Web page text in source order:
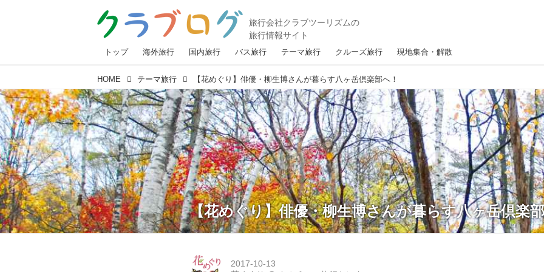
トップ 海外旅行 国内旅行 バス旅行 テーマ旅行 クルーズ旅行 現地集合・解散
HOME テーマ旅行 【花めぐり】俳優・柳生博さんが暮らす八ヶ岳倶楽部へ！
【花めぐり】俳優・柳生博さんが暮らす八ヶ岳倶楽
2017-10-13